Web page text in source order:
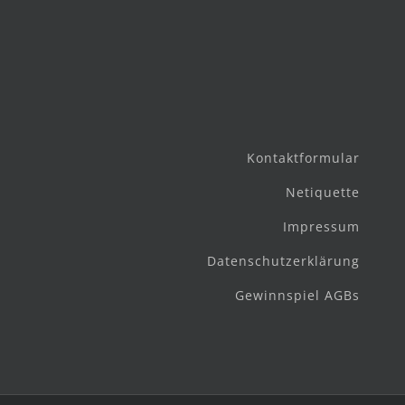
Kontaktformular
Netiquette
Impressum
Datenschutzerklärung
Gewinnspiel AGBs